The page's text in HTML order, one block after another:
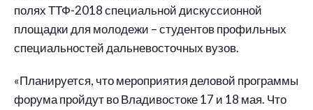
полях ТТФ-2018 специальной дискуссионной
площадки для молодежи – студентов профильных
специальностей дальневосточных вузов.
«Планируется, что мероприятия деловой программы
форума пройдут во Владивостоке 17 и 18 мая. Что